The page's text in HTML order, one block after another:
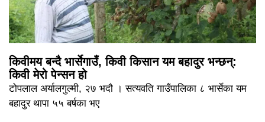
किवीमय बन्दै भार्सेगाउँ, किवी किसान यम बहादुर भन्छन्:
किवी मेरो पेन्सन हो
टोपलाल अर्यालगुल्मी, २७ भदौ । सत्यवति गाउँपालिका ८ भार्सेका यम
बहादुर थापा ५५ बर्षका भए